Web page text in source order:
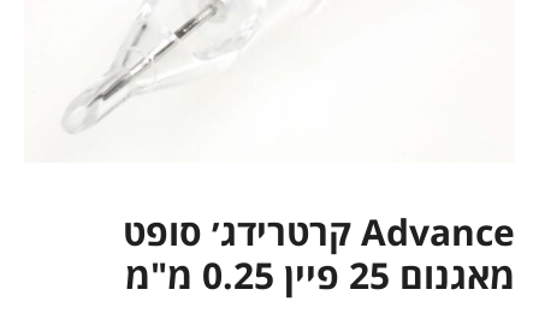
Advance קרטרידג׳ סופט
מאגנום 25 פיין 0.25 מ"מ